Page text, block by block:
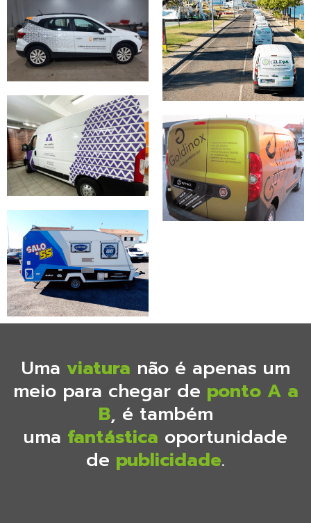
Uma viatura não é apenas um
meio para chegar de ponto A a
B, é também
uma fantástica oportunidade
de publicidade.